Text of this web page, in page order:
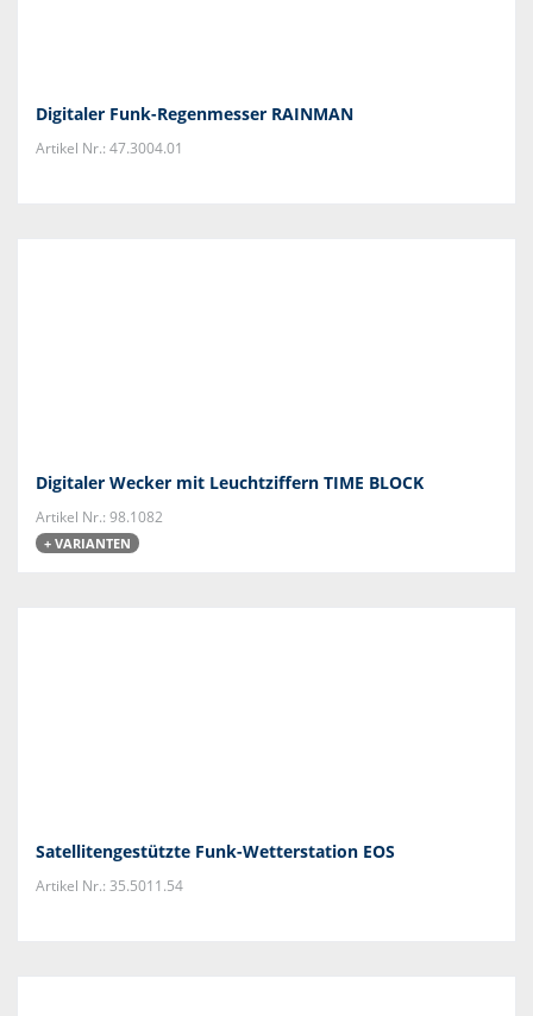
Digitaler Funk-Regenmesser RAINMAN
Artikel Nr.: 47.3004.01
Digitaler Wecker mit Leuchtziffern TIME BLOCK
Artikel Nr.: 98.1082
+ VARIANTEN
Satellitengestützte Funk-Wetterstation EOS
Artikel Nr.: 35.5011.54